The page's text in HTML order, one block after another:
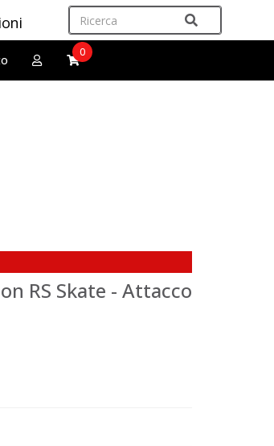
0
RS Skate - Attacco